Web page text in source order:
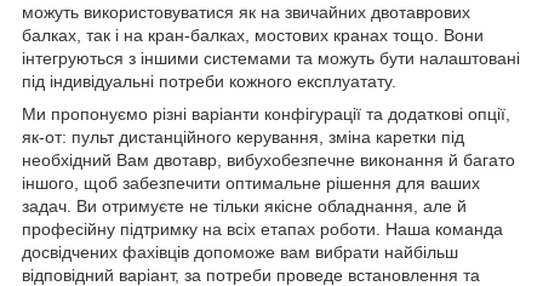
можуть використовуватися як на звичайних двотаврових
балках, так і на кран-балках, мостових кранах тощо. Вони
інтегруються з іншими системами та можуть бути налаштовані
під індивідуальні потреби кожного експлуатату.
Ми пропонуємо різні варіанти конфігурації та додаткові опції,
як-от: пульт дистанційного керування, зміна каретки під
необхідний Вам двотавр, вибухобезпечне виконання й багато
іншого, щоб забезпечити оптимальне рішення для ваших
задач. Ви отримуєте не тільки якісне обладнання, але й
професійну підтримку на всіх етапах роботи. Наша команда
досвідчених фахівців допоможе вам вибрати найбільш
відповідний варіант, за потреби проведе встановлення та